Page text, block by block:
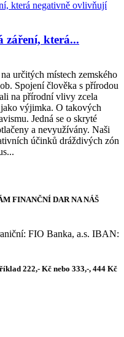
záření, která...
určitých místech zemského
Spojení člověka s přírodou
na přírodní vlivy zcela
jako výjimka. O takových
Jedná se o skryté
a nevyužívány. Naši
účinků dráždivých zón
FINANČNÍ DAR NA NÁŠ
FIO Banka, a.s. IBAN:
222,- Kč nebo 333,-, 444 Kč